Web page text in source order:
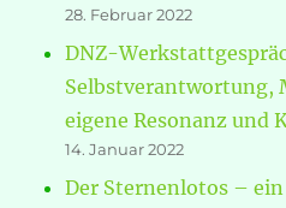
28. Februar 2022
DNZ-
Selbstverantwortung,
eigene Resonanz und
14. Januar 2022
Der Sternenlotos –